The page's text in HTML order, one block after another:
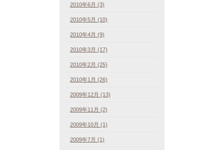
2010年6月 (3)
2010年5月 (10)
2010年4月 (9)
2010年3月 (17)
2010年2月 (25)
2010年1月 (26)
2009年12月 (13)
2009年11月 (2)
2009年10月 (1)
2009年7月 (1)